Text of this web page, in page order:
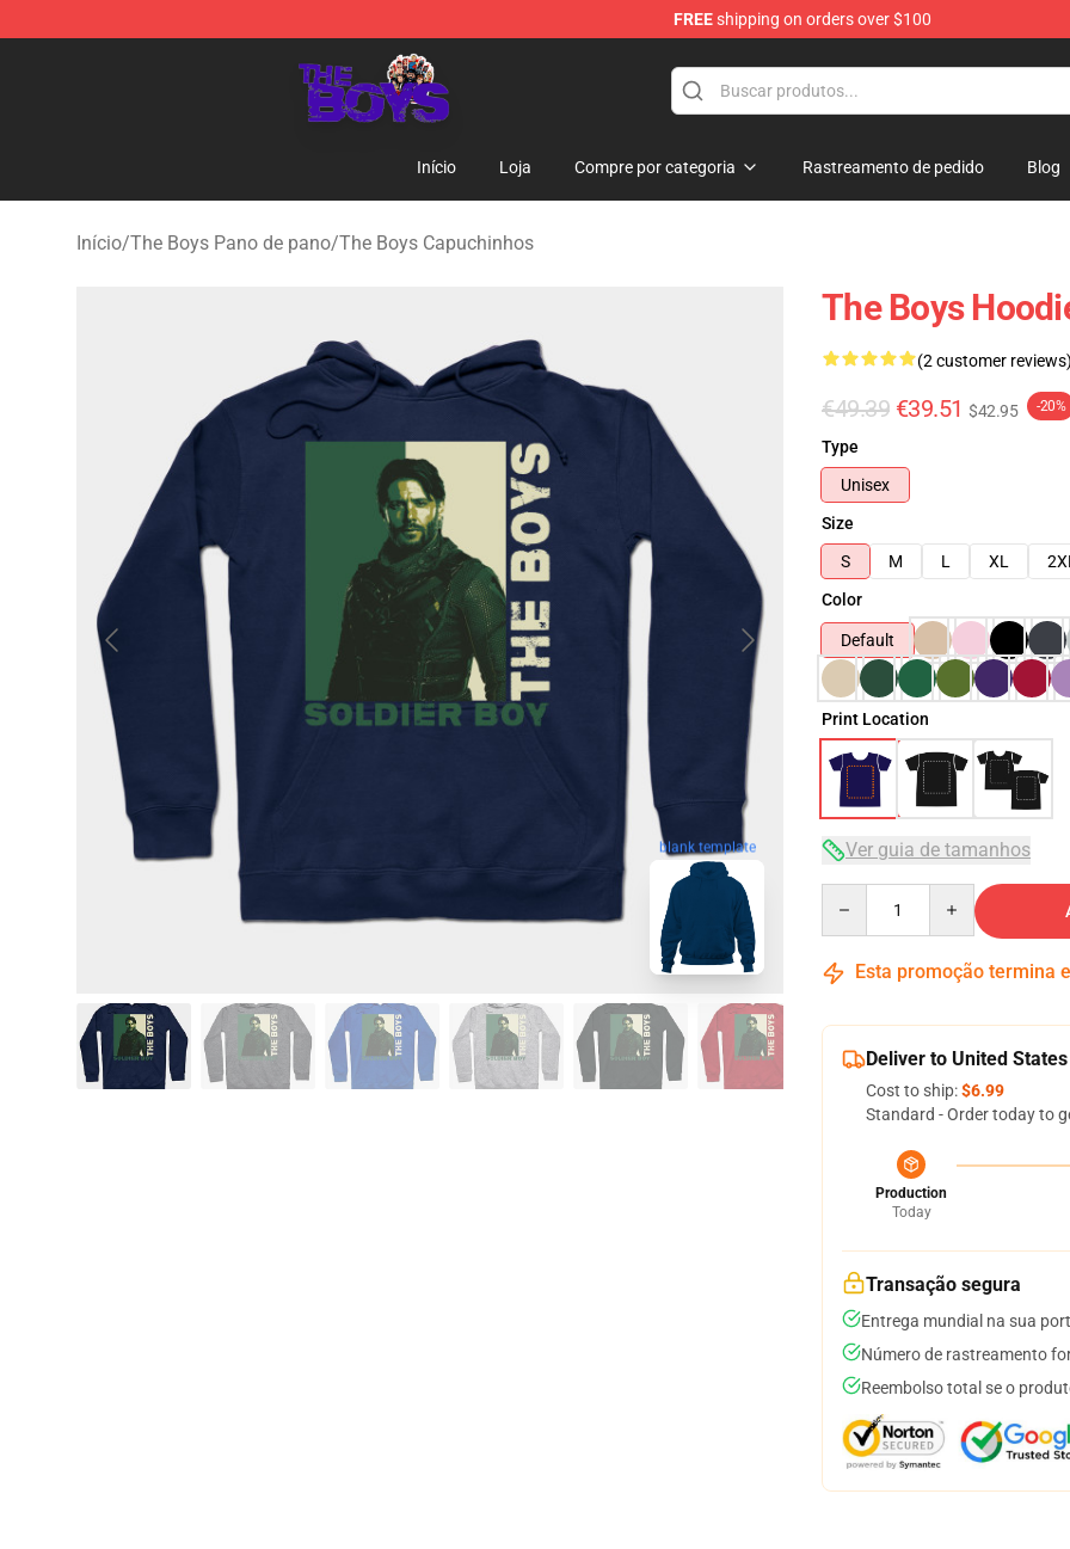
FREEshipping on orders over $100
The Boys Store - Official The Boys Merchandise Shop
Início Loja Compre por categoria Rastreamento de pedido Blog
Início/The Boys Pano de pano/The Boys Capuchinhos
blank template
The Boys
(2 customer reviews)
€49.39 €39.51 $42.95 -20%
Type
Unisex
Size
S
M L XL 2XL
Color
Default
Print Location
Ver guia de tamanhos
Esta promoção termina
Deliver to United States
Cost to ship:$6.99
Standard - Order today to
Production
Today
Transação segura
Entrega mundial na sua
Número de rastreamento
Reembolso total se o